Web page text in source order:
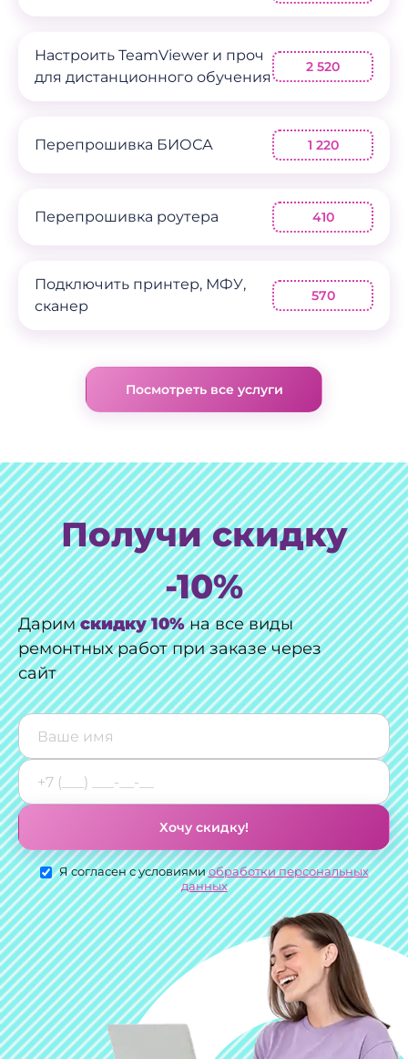
Настроить TeamViewer и проч
для дистанционного обучения
2 520
Перепрошивка БИОСА 1 220
Перепрошивка роутера 410
Подключить принтер, МФУ,
сканер
570
Посмотреть все услуги
Получи скидку
-10%
Даримскидку 10%на все виды
ремонтных работ при заказе через
сайт
Хочу скидку!
Я согласен с условиямиобработки персональных
данных